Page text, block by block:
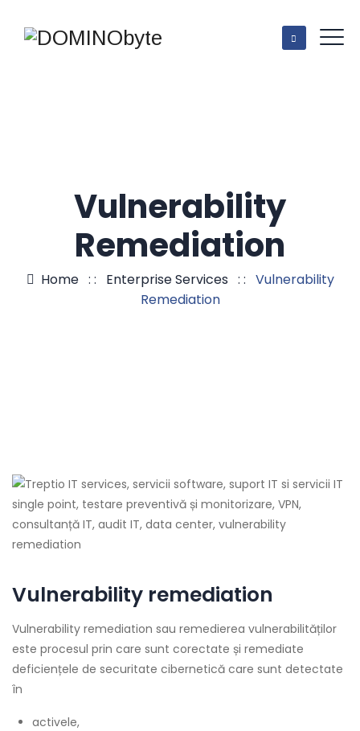
Vulnerability
Remediation
Home: : Enterprise Services : : Vulnerability
Remediation
Vulnerability remediation
Vulnerability remediation sau remedierea vulnerabilităților
este procesul prin care sunt corectate și remediate
deficiențele de securitate cibernetică care sunt detectate
în
activele,